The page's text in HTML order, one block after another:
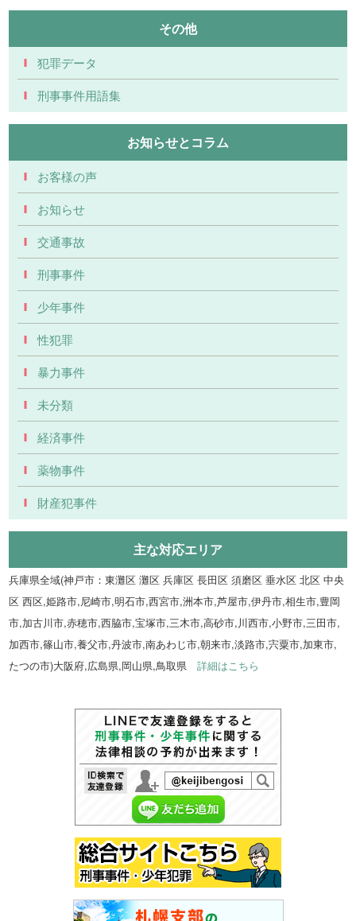
その他
犯罪データ
刑事事件用語集
お知らせとコラム
お客様の声
お知らせ
交通事故
刑事事件
少年事件
性犯罪
暴力事件
未分類
経済事件
薬物事件
財産犯事件
主な対応エリア
兵庫県全域(神戸市：東灘区 灘区 兵庫区 長田区 須磨区 垂水区 北区 中央
区 西区,姫路市,尼崎市,明石市,西宮市,洲本市,芦屋市,伊丹市,相生市,豊岡
市,加古川市,赤穂市,西脇市,宝塚市,三木市,高砂市,川西市,小野市,三田市,
加西市,篠山市,養父市,丹波市,南あわじ市,朝来市,淡路市,宍粟市,加東市,
たつの市)大阪府,広島県,岡山県,鳥取県詳細はこちら